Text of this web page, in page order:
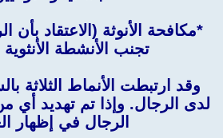
*مكافحة الأنوثة (الاعتقاد بأن
تجنب الأنشطة
وقد ارتبطت الأنماط الثلاثة
لدى الرجال. وإذا تم تهديد أي من
الرجال في إظهار